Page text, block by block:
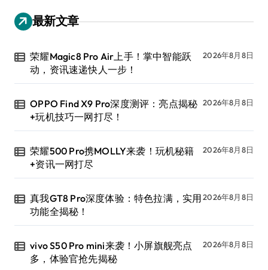
最新文章
荣耀Magic8 Pro Air上手！掌中智能跃
动，资讯速递快人一步！
2026年8月8日
OPPO Find X9 Pro深度测评：亮点揭秘
+玩机技巧一网打尽！
2026年8月8日
荣耀500 Pro携MOLLY来袭！玩机秘籍
+资讯一网打尽
2026年8月8日
真我GT8 Pro深度体验：特色拉满，实用
功能全揭秘！
2026年8月8日
vivo S50 Pro mini来袭！小屏旗舰亮点
多，体验官抢先揭秘
2026年8月8日